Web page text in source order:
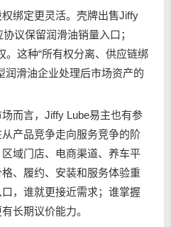
绑定更灵活。壳牌出售Jiffy
议保留润滑油销量入口；
。这种“所有权分离、供应链绑
润滑油企业处理后市场资产的
言，Jiffy Lube易主也有参
产品竞争走向服务竞争的阶
域门店、电商渠道、养车平
、履约、安装和服务体验重
，谁就更接近需求；谁掌握
长期议价能力。